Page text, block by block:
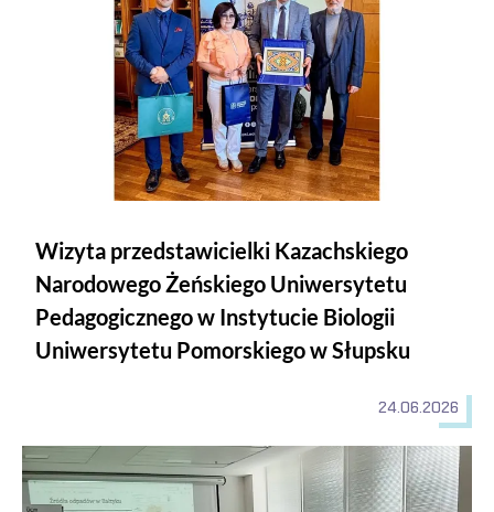
Wizyta przedstawicielki Kazachskiego
Narodowego Żeńskiego Uniwersytetu
Pedagogicznego w Instytucie Biologii
Uniwersytetu Pomorskiego w Słupsku
24.06.2026
Problemy ekologiczne Pomorza tematem międzynarodowej